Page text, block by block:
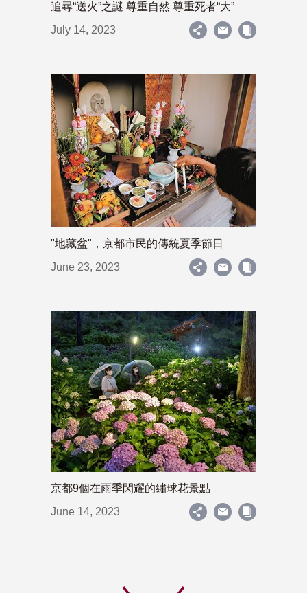
追尋“送火”之謎 尊重自然 尊重死者“大”
July 14, 2023
"地藏盆"，京都市民的傳統夏季節日
June 23, 2023
京都9個在雨季閃耀的繡球花景點
June 14, 2023